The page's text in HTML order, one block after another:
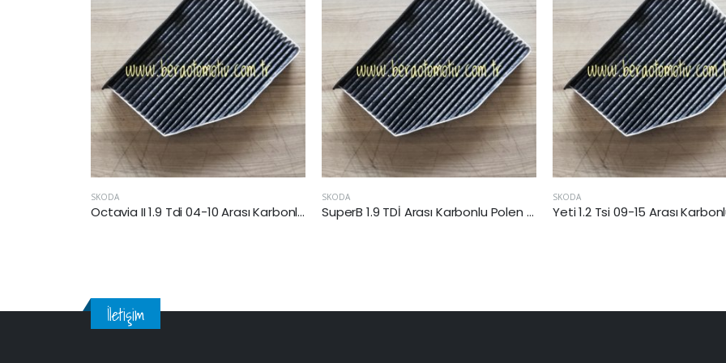
SKODA
SuperB 1.9 TDİ Arası Karbonlu Polen Filtresi (BLS-BXE)
SKODA
Yeti 1.2 Tsi 09-15 Arası Karbonlu Polen Filtresi (CBZ)
LANDROVER
İletişim